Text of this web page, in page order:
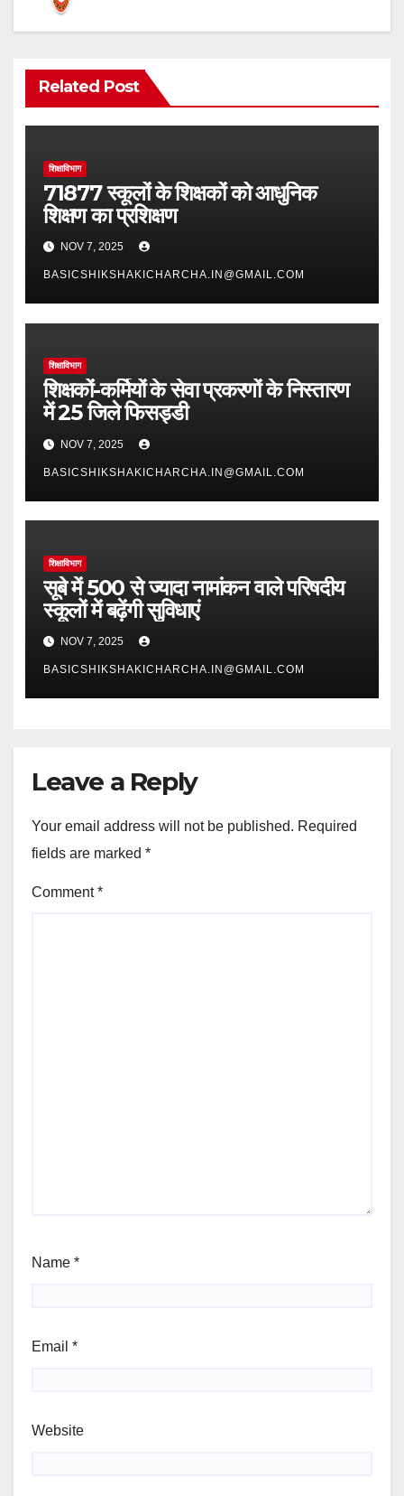
Related Post
शिक्षाविभाग
71877 स्कूलों के शिक्षकों को आधुनिक
शिक्षण का प्रशिक्षण
NOV 7, 2025
BASICSHIKSHAKICHARCHA.IN@GMAIL.COM
शिक्षाविभाग
शिक्षकों-कर्मियों के सेवा प्रकरणों के निस्तारण
में 25 जिले फिसड्डी
NOV 7, 2025
BASICSHIKSHAKICHARCHA.IN@GMAIL.COM
शिक्षाविभाग
सूबे में 500 से ज्यादा नामांकन वाले परिषदीय
स्कूलों में बढ़ेंगी सुविधाएं
NOV 7, 2025
BASICSHIKSHAKICHARCHA.IN@GMAIL.COM
Leave a Reply
Your email address will not be published. Required
fields are marked *
Comment*
Name *
Email *
Website